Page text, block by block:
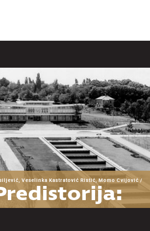
Veselinka Kastratović Ristić, Momo Cvijović /
Osnova za